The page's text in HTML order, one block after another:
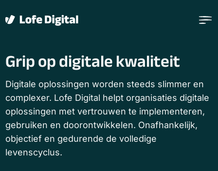
Grip opdigitale kwaliteit
Digitale oplossingen worden steeds slimmer en
complexer. Lofe Digital helpt organisaties digitale
oplossingen met vertrouwen te implementeren,
gebruiken en doorontwikkelen. Onafhankelijk,
objectief en gedurende de volledige
levenscyclus.